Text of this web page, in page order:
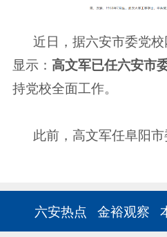
近日，据六安市委党校
显示： 高文军已任六安市
持党校全面工作。
此前，高文军任阜阳市
六安热点 金裕观察